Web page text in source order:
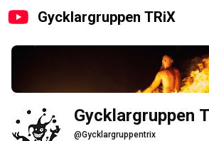
Gycklargruppen TRiX
Gycklargruppen
@Gycklargruppentrix